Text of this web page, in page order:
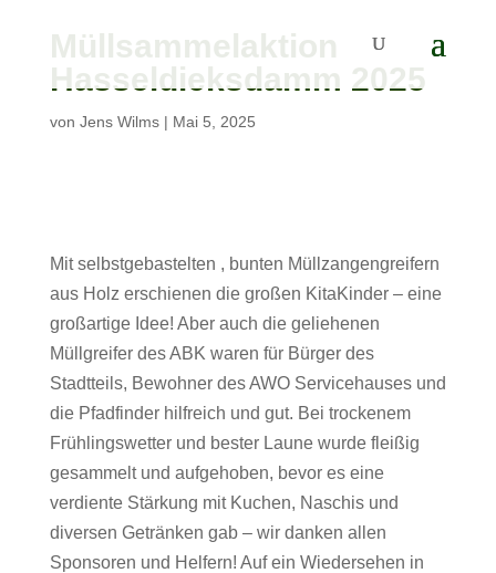
Müllsammelaktion
Hasseldieksdamm 2025
von Jens Wilms| Mai 5, 2025
Mit selbstgebastelten , bunten Müllzangengreifern
aus Holz erschienen die großen KitaKinder – eine
großartige Idee! Aber auch die geliehenen
Müllgreifer des ABK waren für Bürger des
Stadtteils, Bewohner des AWO Servicehauses und
die Pfadfinder hilfreich und gut. Bei trockenem
Frühlingswetter und bester Laune wurde fleißig
gesammelt und aufgehoben, bevor es eine
verdiente Stärkung mit Kuchen, Naschis und
diversen Getränken gab – wir danken allen
Sponsoren und Helfern! Auf ein Wiedersehen in